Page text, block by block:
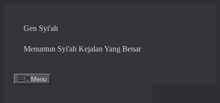
contentGen Syi'ah
Menuntun Syi'ah Kejalan Yang Benar
Menu